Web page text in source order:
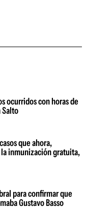
ocurridos con horas de
Salto
que ahora,
inmunización gratuita,
para confirmar que
Gustavo Basso